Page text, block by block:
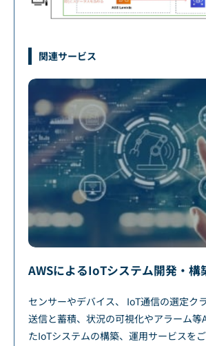
関連サービス
AWSによるIoTシステム開発・構
センサーやデバイス、 IoT通信の選定ク
送信と蓄積、状況の可視化やアラーム等
たIoTシステムの構築、運用サービスを